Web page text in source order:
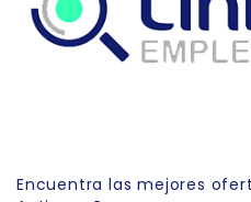
Encuentra las mejores